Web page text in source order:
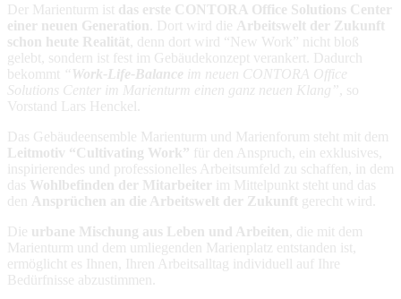
Der Marienturm ist das erste CONTORA Office Solutions Center
einer neuen Generation . Dort wird die Arbeitswelt der Zukunft
schon heute Realität
, denn dort wird “New Work” nicht bloß
gelebt, sondern ist fest im Gebäudekonzept verankert. Dadurch
bekommt “ Work-Life-Balance im neuen CONTORA Office
Solutions Center im Marienturm einen ganz neuen Klang” , so
Vorstand Lars Henckel.
Das Gebäudeensemble Marienturm und Marienforum steht mit dem
Leitmotiv “Cultivating Work” für den Anspruch, ein exklusives,
inspirierendes und professionelles Arbeitsumfeld zu schaffen, in dem
das Wohlbefinden der Mitarbeiter
im Mittelpunkt steht und das
den
Ansprüchen an die Arbeitswelt der Zukunft gerecht wird.
Die urbane Mischung aus Leben und Arbeiten , die mit dem
Marienturm und dem umliegenden Marienplatz entstanden ist,
ermöglicht es Ihnen, Ihren Arbeitsalltag individuell auf Ihre
Bedürfnisse abzustimmen.